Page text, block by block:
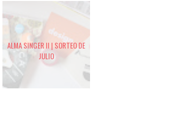
ALMA SINGER II | SORTEO DE
JULIO